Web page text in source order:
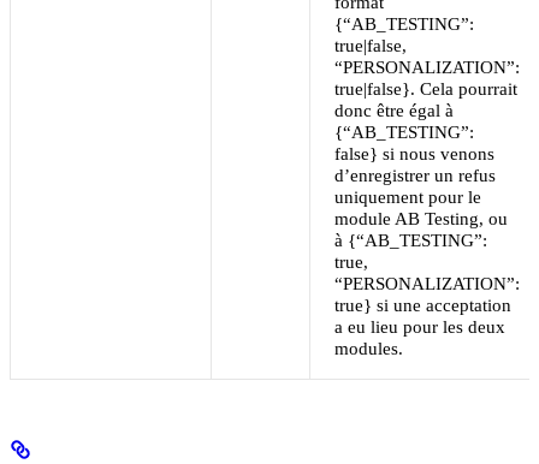
{“AB_TESTING”:
true|false,
“PERSONALIZATION”:
true|false}. Cela pourrait
donc être égal à
{“AB_TESTING”:
false} si nous venons
d’enregistrer un refus
uniquement pour le
module AB Testing, ou
à {“AB_TESTING”:
true,
“PERSONALIZATION”:
true} si une acceptation
a eu lieu pour les deux
modules.